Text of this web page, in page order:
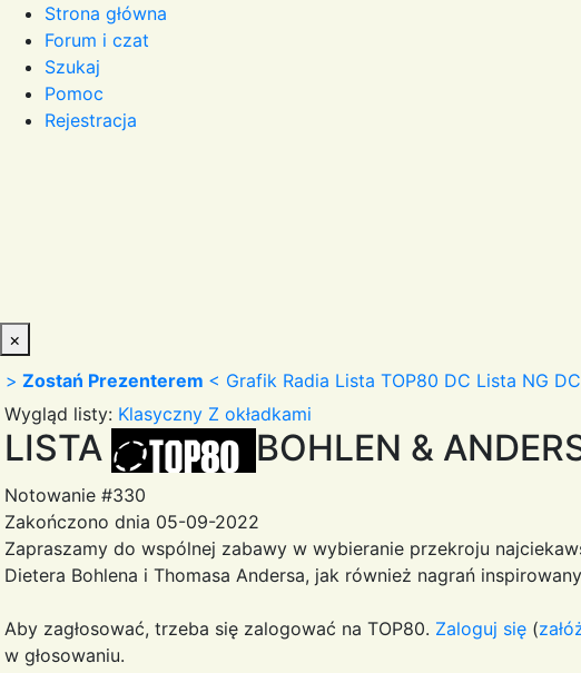
Strona główna
Forum i czat
Szukaj
Pomoc
Rejestracja
×
> Zostań Prezenterem < Grafik Radia Lista TOP80 DC Lista NG DC
Wygląd listy: Klasyczny Z okładkami
LISTA BOHLEN &
Notowanie #330
Zakończono dnia 05-09-2022
Zapraszamy do wspólnej zabawy w wybieranie przekroju
Dietera Bohlena i Thomasa Andersa, jak również nagrań
Aby zagłosować, trzeba się zalogować na TOP80. Zaloguj się (
w głosowaniu.